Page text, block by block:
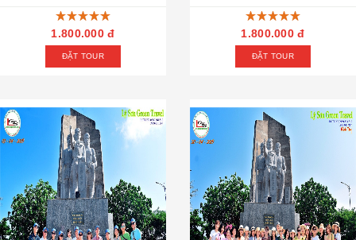
1.800.000 đ
ĐẶT TOUR
1.800.000 đ
ĐẶT TOUR